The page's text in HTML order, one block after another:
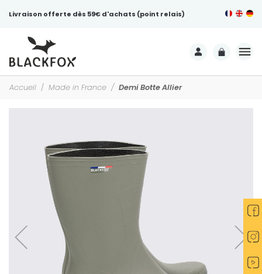
Livraison offerte dès 59€ d'achats (point relais)
Accueil Made in France Demi Botte Allier